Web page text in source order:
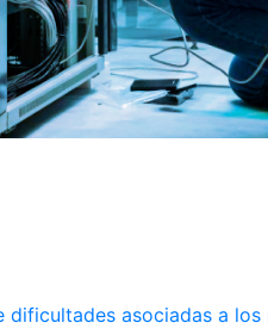
asociadas a los